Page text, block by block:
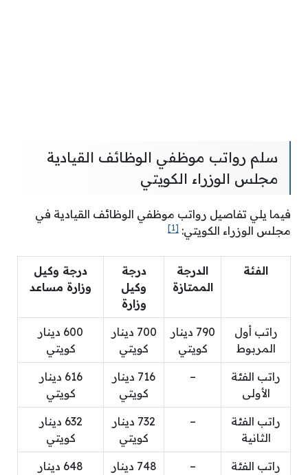
سلم رواتب موظفي الوظائف القيادية
مجلس الوزراء الكويتي
فيما يلي تفاصيل رواتب موظفي الوظائف القيادية في
مجلس الوزراء الكويتي: [1]
الفئة
الدرجة
الممتازة
درجة
وكيل
وزارة
درجة وكيل
وزارة مساعد
راتب أول
المربوط
790 دينار
كويتي
700 دينار
كويتي
600 دينار
كويتي
راتب الفئة
الأولى
–
716 دينار
كويتي
616 دينار
كويتي
راتب الفئة
الثانية
–
732 دينار
كويتي
632 دينار
كويتي
راتب الفئة
–
748 دينار
648 دينار